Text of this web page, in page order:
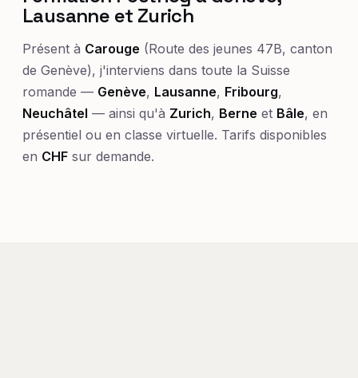
Lausanne et Zurich
Présent à Carouge (Route des jeunes 47B, canton
de Genève), j'interviens dans toute la Suisse
romande — Genève, Lausanne, Fribourg,
Neuchâtel — ainsi qu'à Zurich, Berne et Bâle, en
présentiel ou en classe virtuelle. Tarifs disponibles
en CHF sur demande.